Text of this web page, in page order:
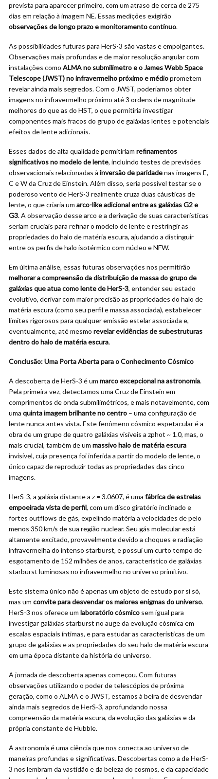
prevista para aparecer primeiro, com um atraso de cerca de 275
dias em relação à imagem NE. Essas medições exigirão
observações de longo prazo e monitoramento contínuo.
As possibilidades futuras para HerS-3 são vastas e empolgantes.
Observações mais profundas e de maior resolução angular com
instalações como ALMA no submilímetro e o James Webb Space
Telescope (JWST) no infravermelho próximo e médioprometem
revelar ainda mais segredos. Com o JWST, poderíamos obter
imagens no infravermelho próximo até 3 ordens de magnitude
melhores do que as do HST, o que permitiria investigar
componentes mais fracos do grupo de galáxias lentes e potenciais
efeitos de lente adicionais.
Esses dados de alta qualidade permitiriam refinamentos
significativos no modelo de lente, incluindo testes de previsões
observacionais relacionadas à inversão de paridadenas imagens E,
C e W da Cruz de Einstein. Além disso, seria possível testar se o
poderoso vento de HerS-3 realmente cruza duas cáusticas de
lente, o que criaria um arco-like adicional entre as galáxias G2 e
G3. A observação desse arco e a derivação de suas características
seriam cruciais para refinar o modelo de lente e restringir as
propriedades do halo de matéria escura, ajudando a distinguir
entre os perfis de halo isotérmico com núcleo e NFW.
Em última análise, essas futuras observações nos permitirão
melhorar a compreensão da distribuição de massa do grupo de
galáxias que atua como lente de HerS-3, entender seu estado
evolutivo, derivar com maior precisão as propriedades do halo de
matéria escura (como seu perfil e massa associada), estabelecer
limites rigorosos para qualquer emissão estelar associada e,
eventualmente, até mesmo revelar evidências de subestruturas
dentro do halo de matéria escura.
Conclusão: Uma Porta Aberta para o Conhecimento Cósmico
A descoberta de HerS-3 é um marco excepcional na astronomia.
Pela primeira vez, detectamos uma Cruz de Einstein em
comprimentos de onda submilimétricos, e mais notavelmente, com
uma quinta imagem brilhante no centro – uma configuração de
lente nunca antes vista. Este fenômeno cósmico espetacular é a
obra de um grupo de quatro galáxias visíveis a zphot ~ 1.0, mas, o
mais crucial, também de um massivo halo de matéria escura
invisível, cuja presença foi inferida a partir do modelo de lente, o
único capaz de reproduzir todas as propriedades das cinco
imagens.
HerS-3, a galáxia distante a z = 3.0607, é uma fábrica de estrelas
empoeirada vista de perfil, com um disco giratório inclinado e
fortes outflows de gás, expelindo matéria a velocidades de pelo
menos 350 km/s de sua região nuclear. Seu gás molecular está
altamente excitado, provavelmente devido a choques e radiação
infravermelha do intenso starburst, e possui um curto tempo de
esgotamento de 152 milhões de anos, característico de galáxias
starburst luminosas no infravermelho no universo primitivo.
Este sistema único não é apenas um objeto de estudo por si só,
mas um convite para desvendar os maiores enigmas do universo.
HerS-3 nos oferece um laboratório cósmico sem igual para
investigar galáxias starburst no auge da evolução cósmica em
escalas espaciais íntimas, e para estudar as características de um
grupo de galáxias e as propriedades do seu halo de matéria escura
em uma época distante da história do universo.
A jornada de descoberta apenas começou. Com futuras
observações utilizando o poder de telescópios de próxima
geração, como o ALMA e o JWST, estamos à beira de desvendar
ainda mais segredos de HerS-3, aprofundando nossa
compreensão da matéria escura, da evolução das galáxias e da
própria constante de Hubble.
A astronomia é uma ciência que nos conecta ao universo de
maneiras profundas e significativas. Descobertas como a de HerS-
3 nos lembram da vastidão e da beleza do cosmos, e da capacidade